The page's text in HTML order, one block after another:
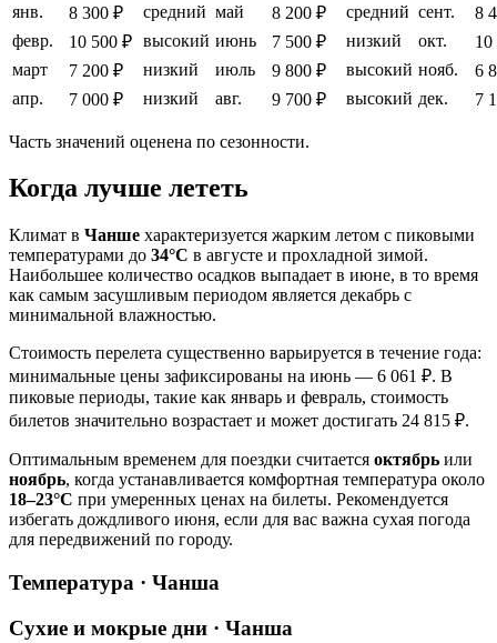
янв.
8 300 ₽ средний май 8 200 ₽ средний сент.
8
февр.
10 500 ₽ высокий июнь 7 500 ₽ низкий окт.
10
март
7 200 ₽ низкий июль 9 800 ₽ высокий нояб.
6
апр.
7 000 ₽ низкий авг. 9 700 ₽ высокий дек. 7
Часть значений оценена по сезонности.
Когда лучше лететь
Климат в Чанше характеризуется жарким летом с пиковыми
температурами до 34°C в августе и прохладной зимой.
Наибольшее количество осадков выпадает в июне, в то время
как самым засушливым периодом является декабрь с
минимальной влажностью.
Стоимость перелета существенно варьируется в течение года:
минимальные цены зафиксированы на июнь — 6 061 ₽. В
пиковые периоды, такие как январь и февраль, стоимость
билетов значительно возрастает и может достигать 24 815 ₽.
Оптимальным временем для поездки считается октябрь или
ноябрь, когда устанавливается комфортная температура около
18–23°C при умеренных ценах на билеты. Рекомендуется
избегать дождливого июня, если для вас важна сухая погода
для передвижений по городу.
Температура · Чанша
Сухие и мокрые дни · Чанша